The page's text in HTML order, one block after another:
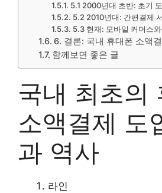
5.1 2000년대 초반: 초기
5.2 2010년대: 간편결제
5.3 현재: 모바일 커머스
6. 결론: 국내 휴대폰 소액
함께보면 좋은 글
국내 최초의
소액결제 도
과 역사
라인